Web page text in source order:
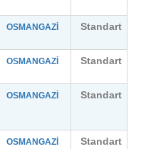
OSMANGAZİ Standart
OSMANGAZİ Standart
OSMANGAZİ Standart
OSMANGAZİ Standart